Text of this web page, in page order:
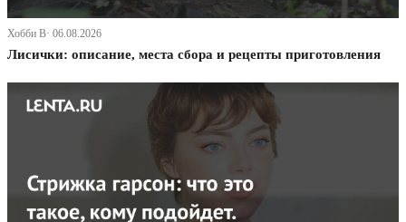
Хобби В· 06.08.2026
Лисички: описание, места сбора и рецепты приготовления